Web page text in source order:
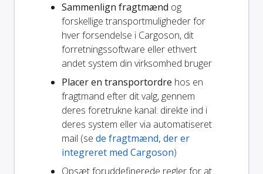
Sammenlign fragtmænd og
forskellige transportmuligheder for
hver forsendelse i Cargoson, dit
forretningssoftware eller ethvert
andet system din virksomhed bruger
Placer en transportordre hos en
fragtmand efter dit valg, gennem
deres foretrukne kanal: direkte ind i
deres system eller via automatiseret
mail (se de fragtmænd, der er
integreret med Cargoson)
Opsæt foruddefinerede regler for at